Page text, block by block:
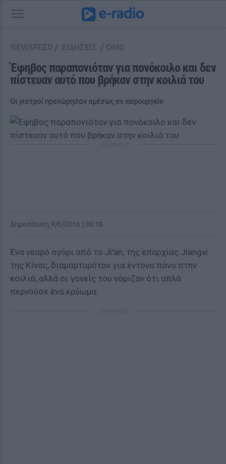
Έφηβος παραπονιόταν για πονόκοιλο και δεν
πίστευαν αυτό που βρήκαν στην κοιλιά του
Οι γιατροί προχώρησαν αμέσως σε χειρουργείο
Δημοσίευση 9/6/2016 | 00:18
Ένα νεαρό αγόρι από το Ji'an, της επαρχίας Jiangxi
της Κίνας, διαμαρτυρόταν για έντονο πόνο στην
κοιλιά, αλλά οι γονείς του νόμιζαν ότι απλά
περνούσε ένα κρύωμα.